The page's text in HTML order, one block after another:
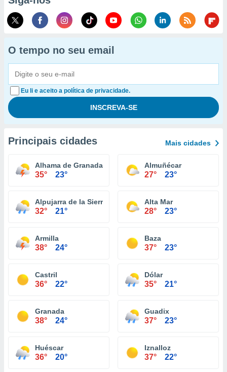
O tempo no seu email
Eu li e aceito a política de privacidade.
Principais cidades Mais cidades
Alhama de Granada
35° 23°
Almuñécar
27° 23°
Alpujarra de la Sierra
32° 21°
Alta Mar
28° 23°
Armilla
38° 24°
Baza
37° 23°
Castril
36° 22°
Dólar
35° 21°
Granada
38° 24°
Guadix
37° 23°
Huéscar
36° 20°
Iznalloz
37° 22°